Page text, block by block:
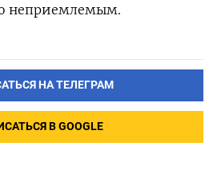
неприемлемым.
НА ТЕЛЕГРАМ
В GOOGLE